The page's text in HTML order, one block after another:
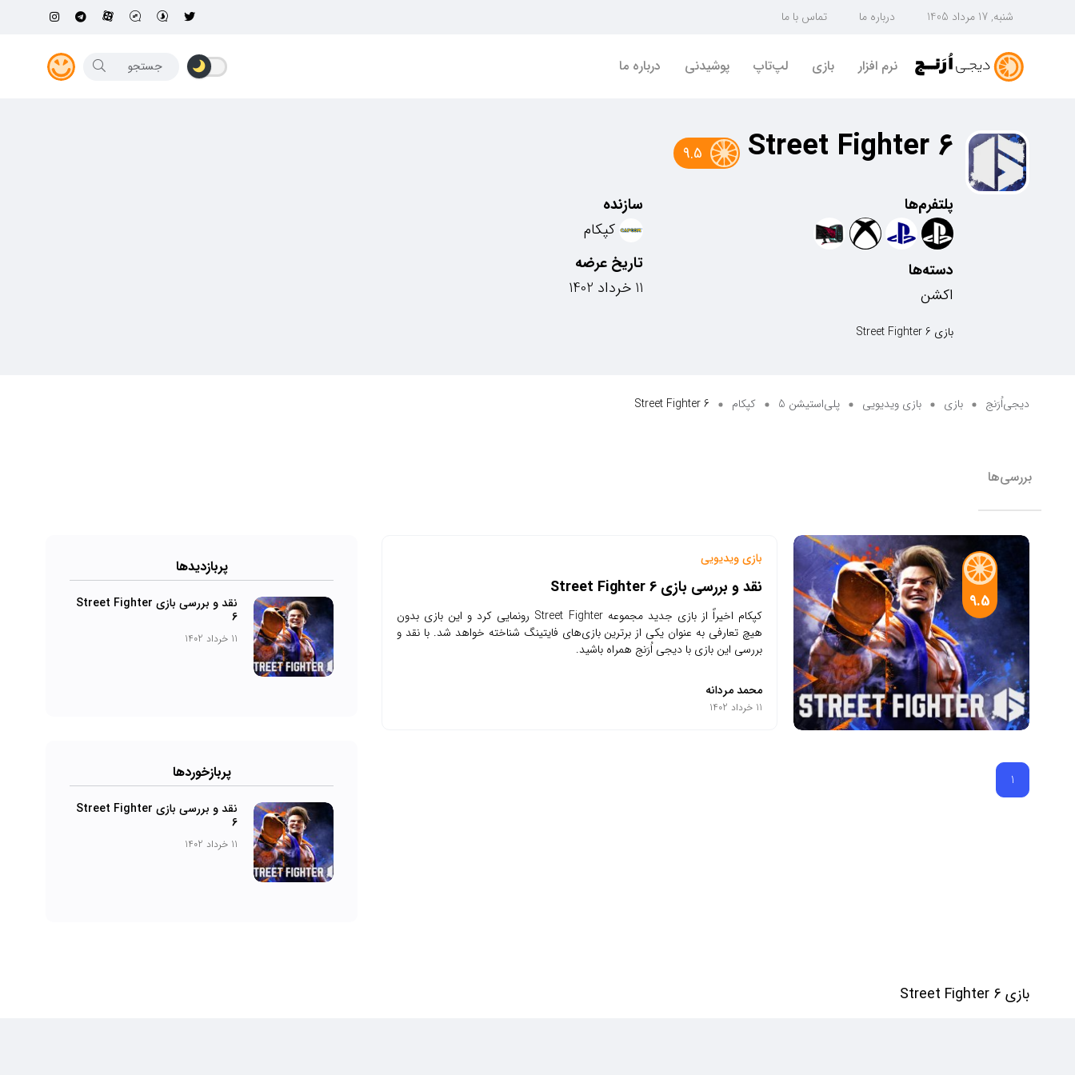
شنبه, 17 مرداد 1405 درباره ما تماس با ما
نرم افزار بازی لپ‌تاپ پوشیدنی درباره ما
Street Fighter 6
9.5
پلتفرم‌ها
دسته‌ها
اکشن
سازنده
کپکام
تاریخ عرضه
11 خرداد 1402
بازی Street Fighter 6
دیجی‌اُرَنج بازی بازی ویدیویی پلی‌استیشن 5 کپکام Street Fighter 6
بررسی‌ها
9.5
بازی ویدیویی
نقد و بررسی بازی Street Fighter 6
کپکام اخیراً از بازی جدید مجموعه Street Fighter رونمایی کرد و این بازی بدون
هیچ تعارفی به عنوان یکی از برترین بازی‌های فایتینگ شناخته خواهد شد. با نقد و
بررسی این بازی با دیجی اُرَنج همراه باشید.
محمد مردانه
11 خرداد 1402
1
پرباز‌دیدها
نقد و بررسی بازی Street Fighter
6
11 خرداد 1402
پربازخورد‌ها
نقد و بررسی بازی Street Fighter
6
11 خرداد 1402
بازی Street Fighter 6